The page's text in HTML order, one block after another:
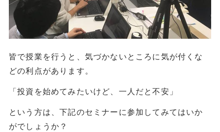
皆で授業を行うと、気づかないところに気が付くな
どの利点があります。
「投資を始めてみたいけど、一人だと不安」
という方は、下記のセミナーに参加してみてはいか
がでしょうか？